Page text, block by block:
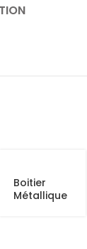
Boitier
Métallique